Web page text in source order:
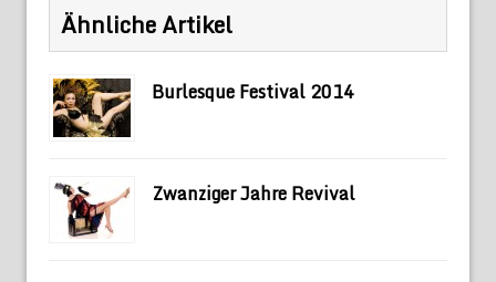
Ähnliche Artikel
Burlesque Festival 2014
Zwanziger Jahre Revival